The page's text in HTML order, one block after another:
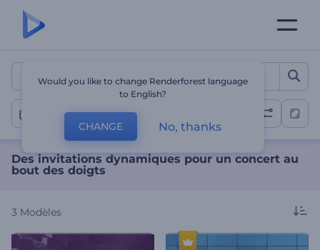
Des invitations
Concert
Des invitations dynamiques pour un concert au
bout des doigts
3 Modèles
Would you like to change Renderforest language
to English?
CHANGE No, thanks